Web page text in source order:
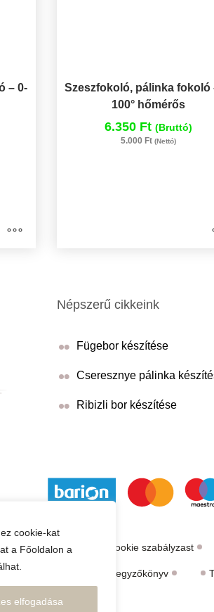
cookie-kat
a Főoldalon a
elfogadása
– 0-
Szeszfokoló, pálinka fokoló
100° hőmérős
6.350 Ft(Bruttó)
5.000 Ft(Nettó)
Népszerű cikkeink
Fügebor készítése
Cseresznye pálinka
Ribizli bor készítése
ÁSZF Cookie szabályzast
Kármegállapítási jegyzőkönyv